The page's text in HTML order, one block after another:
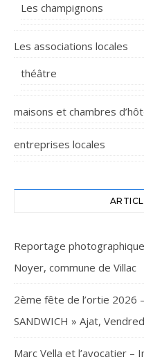
Les champignons
Les associations locales
théâtre
maisons et chambres
entreprises locales
Reportage
Noyer, commune de Villac
2ème fête de l’ortie 2026
SANDWICH » Ajat,
Marc Vella et l’avocatier